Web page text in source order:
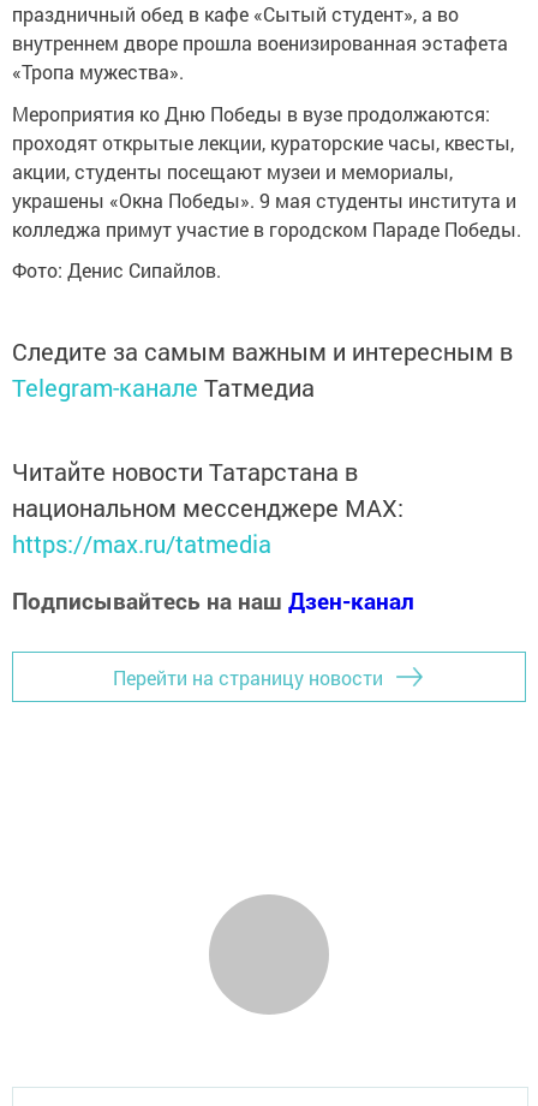
праздничный обед в кафе «Сытый студент», а во
внутреннем дворе прошла военизированная эстафета
«Тропа мужества».
Мероприятия ко Дню Победы в вузе продолжаются:
проходят открытые лекции, кураторские часы, квесты,
акции, студенты посещают музеи и мемориалы,
украшены «Окна Победы». 9 мая студенты института и
колледжа примут участие в городском Параде Победы.
Фото: Денис Сипайлов.
Следите за самым важным и интересным в
Telegram-канале Татмедиа
Читайте новости Татарстана в
национальном мессенджере MАХ:
https://max.ru/tatmedia
Подписывайтесь на наш Дзен-канал
Перейти на страницу новости